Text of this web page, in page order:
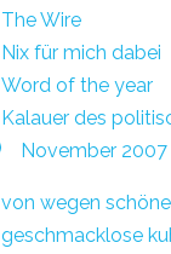
The Wire
Nix für mich dabei
Word of the year
Kalauer des
November 2007
von wegen
geschmacklose